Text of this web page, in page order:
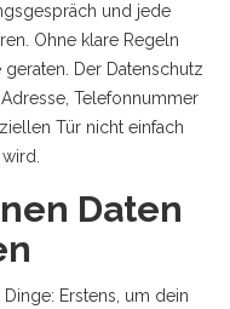
und jede
Ohne klare Regeln
Der Datenschutz
Telefonnummer
Tür nicht einfach
Daten
Erstens, um dein